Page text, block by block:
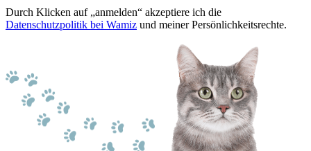
Durch Klicken auf „anmelden“ akzeptiere ich die
Datenschutzpolitik bei Wamiz und meiner Persönlichkeitsrechte.